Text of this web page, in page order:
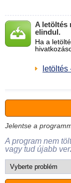
A letöltés
elindul.
Ha a
Jelentse a
A program nem
vagy tud újabb